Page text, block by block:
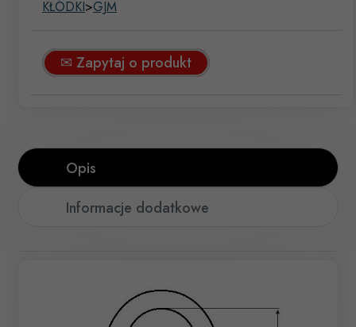
KŁÓDKI>GJM
✉ Zapytaj o produkt
Opis
Informacje dodatkowe